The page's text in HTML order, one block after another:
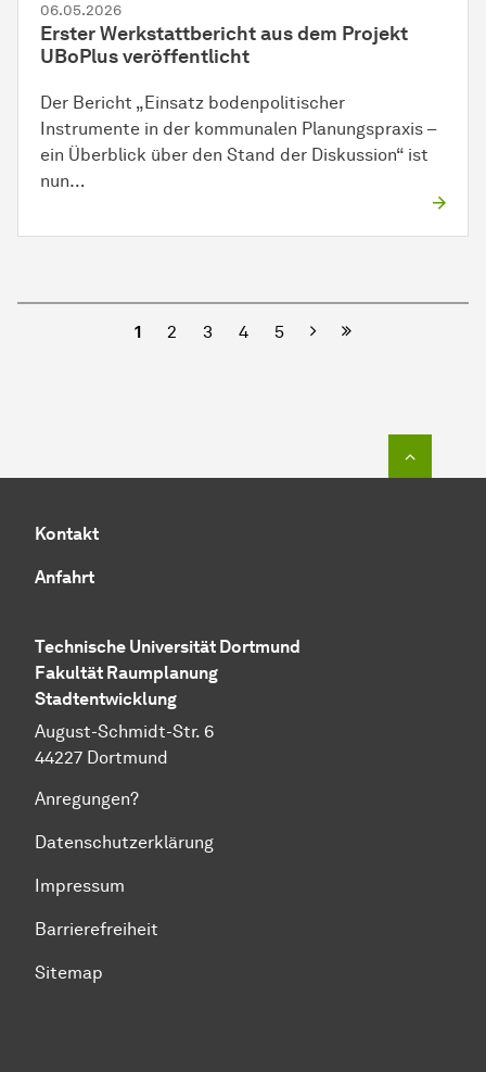
06.05.2026
Erster Werkstattbericht aus dem Projekt
UBoPlus veröffentlicht
Der Bericht „Einsatz bodenpolitischer
Instrumente in der kommunalen Planungspraxis –
ein Überblick über den Stand der Diskussion“ ist
nun…
1 2 3 4 5 Nächste
Kontakt
Anfahrt
Technische Universität Dortmund
Fakultät Raumplanung
Stadtentwicklung
August-Schmidt-Str. 6
44227 Dortmund
Anregungen?
Datenschutzerklärung
Impressum
Barrierefreiheit
Sitemap